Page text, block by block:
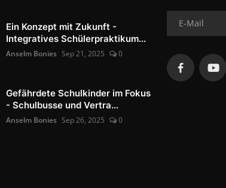
Ein Konzept mit Zukunft -
Integratives Schülerpraktikum...
Anselm Bonies Sep 21, 2025 0
Gefährdete Schulkinder im Fokus
- Schulbusse und Vertra...
Anselm Bonies Sep 26, 2025 0